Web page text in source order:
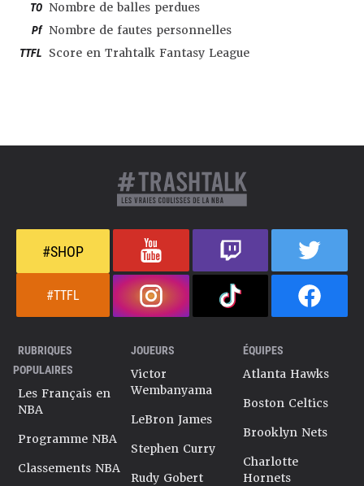
TO Nombre de balles perdues
Pf Nombre de fautes personnelles
TTFL Score en Trahtalk Fantasy League
#SHOP
#TTFL
RUBRIQUES
POPULAIRES
Les Français en
NBA
Programme NBA
Classements NBA
JOUEURS
Victor
Wembanyama
LeBron James
Stephen Curry
Rudy Gobert
ÉQUIPES
Atlanta Hawks
Boston Celtics
Brooklyn Nets
Charlotte
Hornets